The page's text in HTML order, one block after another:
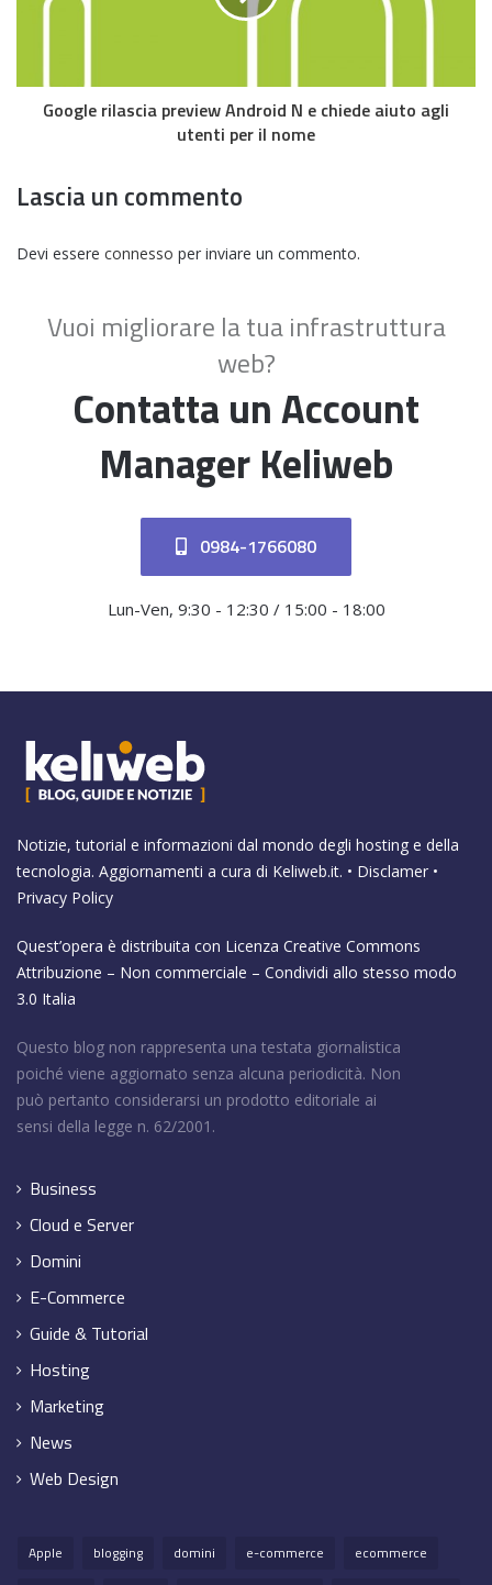
Google rilascia preview Android N e chiede aiuto agli
utenti per il nome
Lascia un commento
Devi essere connesso per inviare un commento.
Vuoi migliorare la tua infrastruttura
web?
Contatta un Account
Manager Keliweb
0984-1766080
Lun-Ven, 9:30 - 12:30 / 15:00 - 18:00
Notizie, tutorial e informazioni dal mondo degli hosting e della
tecnologia. Aggiornamenti a cura di Keliweb.it. • Disclamer •
Privacy Policy
Quest’opera è distribuita con Licenza Creative Commons
Attribuzione – Non commerciale – Condividi allo stesso modo
3.0 Italia
Questo blog non rappresenta una testata giornalistica
poiché viene aggiornato senza alcuna periodicità. Non
può pertanto considerarsi un prodotto editoriale ai
sensi della legge n. 62/2001.
Business
Cloud e Server
Domini
E-Commerce
Guide & Tutorial
Hosting
Marketing
News
Web Design
Apple blogging domini e-commerce
ecommerce